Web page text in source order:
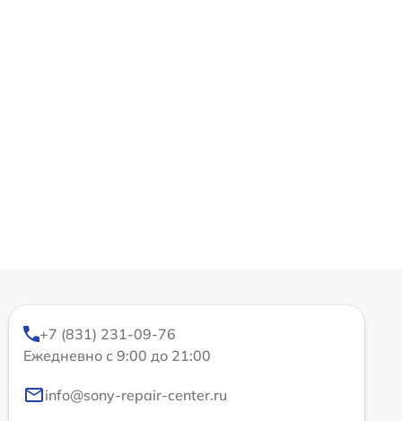
+7 (831) 231-09-76
Ежедневно с 9:00 до 21:00
info@sony-repair-center.ru